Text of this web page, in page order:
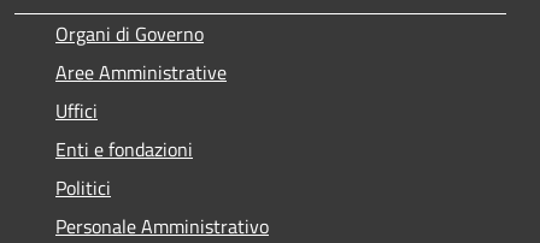
Organi di Governo
Aree Amministrative
Uffici
Enti e fondazioni
Politici
Personale Amministrativo